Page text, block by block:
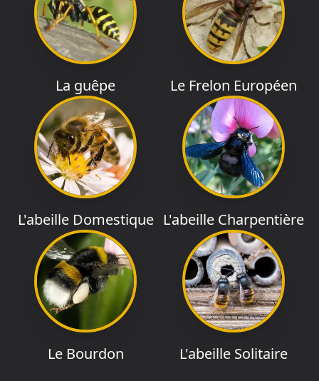
Le Bourdon L'abeille Solitaire
L'abeille Domestique L'abeille Charpentière
La guêpe Le Frelon Européen